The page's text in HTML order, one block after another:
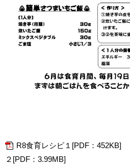
R8食育レシピ１[PDF：452KB]
２[PDF：3.99MB]